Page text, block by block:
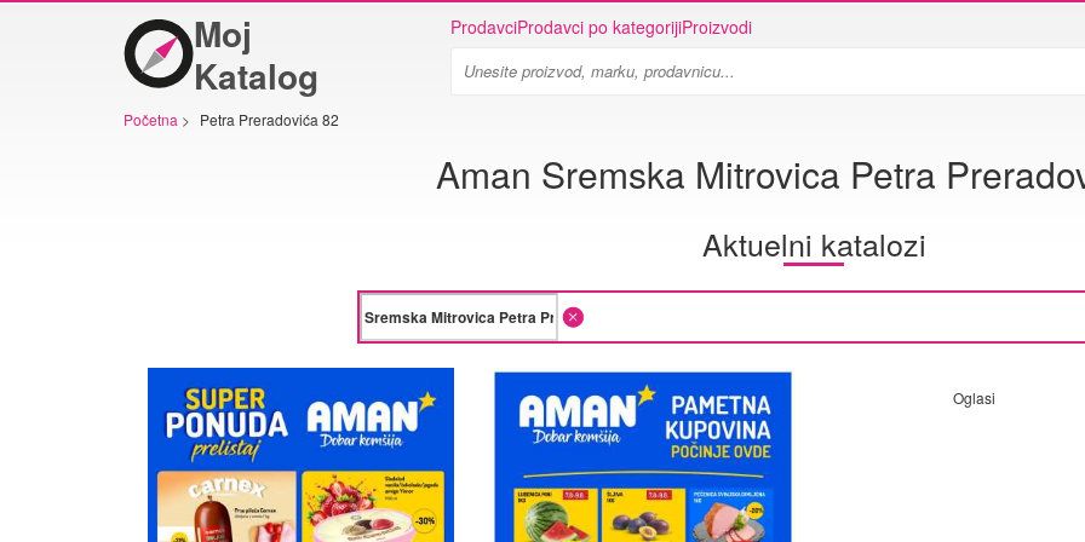
Moj
Katalog
ProdavciProdavci po kategorijiProizvodi
Početna > Petra Preradovića 82
Aman Sremska Mitrovica Petra
Aktuelni katalozi
Oglasi